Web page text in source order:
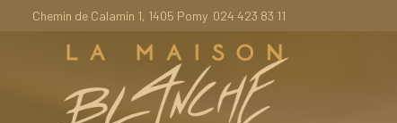
Chemin de Calamin 1, 1405 Pomy 024 423 83 11